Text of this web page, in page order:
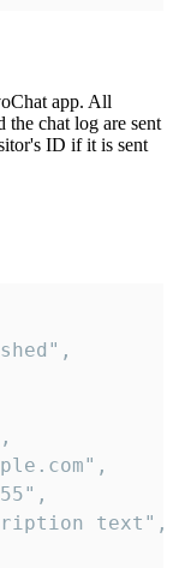
app. All
the chat log are sent
ID if it is sent
text",